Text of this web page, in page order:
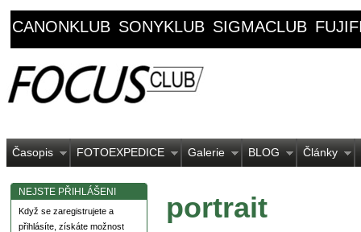
CANONKLUB SONYKLUB SIGMACLUB
Časopis FOTOEXPEDICE Galerie BLOG Články
NEJSTE PŘIHLÁŠENI
Když se zaregistrujete a
přihlásíte, získáte možnost
portrait